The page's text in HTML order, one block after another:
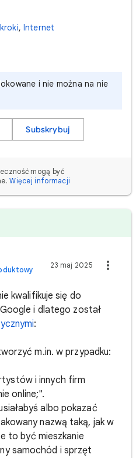
, Internet
i nie można na nie
Subskrybuj
mogą być
Więcej informacji
23 maj 2025
kwalifikuje się do
i dlatego został
:
m.in. w przypadku:
i innych firm
online;".
albo pokazać
nazwą taką, jak w
to być mieszkanie
samochód i sprzęt